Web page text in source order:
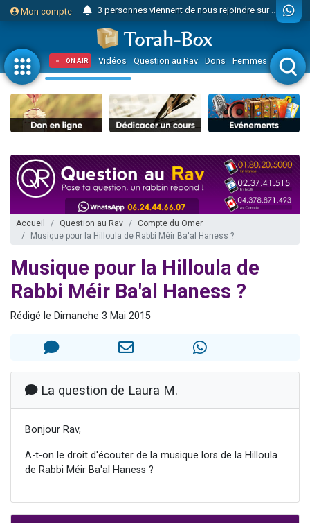
Mon compte 3 personnes viennent de nous rejoindre sur WhatsApp
Odaya vient de donner son Maasser
3 personnes viennent de faire un don pour 5 jours de vacances aux Orphelins
3 personnes viennent de faire un don pour Diane, 80 ans, dans un appartement insalubre
2 personnes viennent de nous rejoindre sur WhatsApp
13 personnes viennent de demander une bénédiction
30 personnes viennent de faire un don pour Sauvez la jambe de Yohan
Il reste 49 places pour étudier en groupe sur Zoom
12 nouvelles musiques dans Torah-Box Music
3 personnes viennent de nous rejoindre sur WhatsApp
2 nouvelles musiques dans Torah-Box Music
8 personnes viennent de faire un don pour Tsédaka : pauvres d'Israel
Il reste 49 places pour étudier en groupe sur Zoom
Nathaniel vient de donner son Maasser
4 personnes viennent de nous rejoindre sur WhatsApp
ON AIR Vidéos Question au Rav Dons Femmes Enfants
Accueil Question au Rav
Compte du Omer
Musique pour la Hilloula de Rabbi Méir Ba'al Haness ?
Musique pour la Hilloula de
Rabbi Méir Ba'al Haness ?
Rédigé le Dimanche 3 Mai 2015
La question de Laura M.
Bonjour Rav,
A-t-on le droit d'écouter de la musique lors de la Hilloula
de Rabbi Méir Ba'al Haness ?